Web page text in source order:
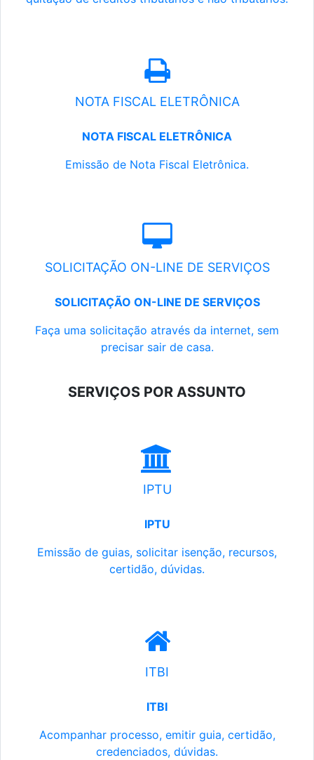
NOTA FISCAL ELETRÔNICA
NOTA FISCAL ELETRÔNICA
Emissão de Nota Fiscal Eletrônica.
SOLICITAÇÃO ON-LINE DE SERVIÇOS
SOLICITAÇÃO ON-LINE DE SERVIÇOS
Faça uma solicitação através da internet, sem
precisar sair de casa.
SERVIÇOS POR ASSUNTO
IPTU
IPTU
Emissão de guias, solicitar isenção, recursos,
certidão, dúvidas.
ITBI
ITBI
Acompanhar processo, emitir guia, certidão,
credenciados, dúvidas.